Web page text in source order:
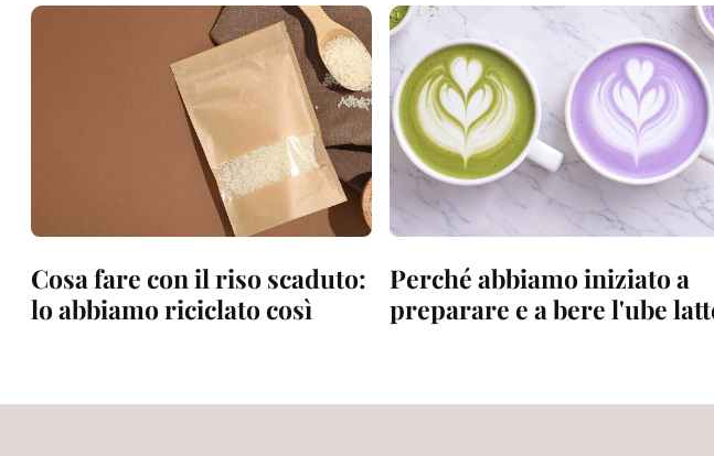
Cosa fare con il riso scaduto:
lo abbiamo riciclato così
Perché abbiamo iniziato a
preparare e a bere l'ube